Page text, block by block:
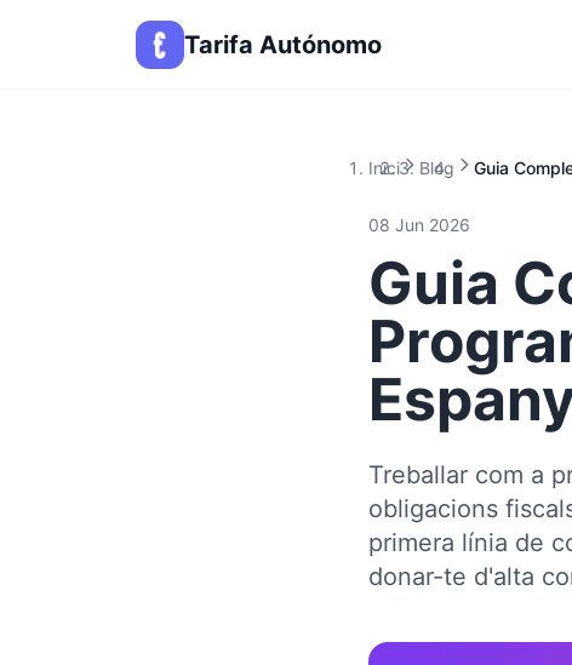
Tarifa Autónomo
Inici Blog Guia
08 Jun 2026
Guia
Treballar com a
obligacions
primera línia de
donar-te d'alta